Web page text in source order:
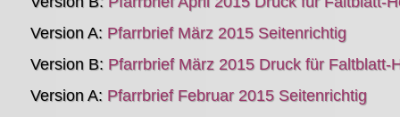
Version A: Pfarrbrief März 2015 Seitenrichtig
Version B: Pfarrbrief März 2015 Druck für Faltblatt-
Version A: Pfarrbrief Februar 2015 Seitenrichtig